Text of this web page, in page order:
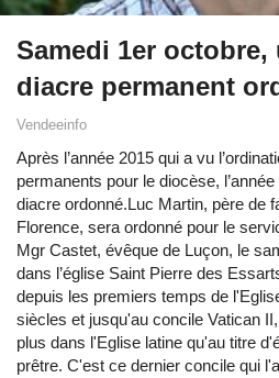
Samedi 1er octobre,
diacre permanent
Vendeeinfo
Après l’année 2015 qui a vu
permanents pour le diocèse,
diacre ordonné.Luc Martin, père de
Florence, sera ordonné pour le
Mgr Castet, évêque de Luçon, le
dans l’église Saint Pierre des
depuis les premiers temps de
siècles et jusqu'au concile Vatican
plus dans l'Eglise latine qu'au titre
prêtre. C'est ce dernier concile qui